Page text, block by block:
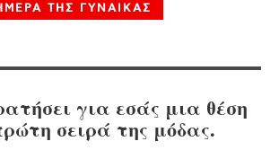
ΤΗΣ ΓΥΝΑΙΚΑΣ
για εσάς μια θέση
σειρά της μόδας.